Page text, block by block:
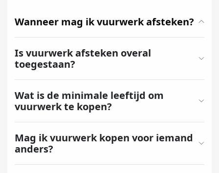
Wanneer mag ik vuurwerk afsteken?
Is vuurwerk afsteken overal
toegestaan?
Wat is de minimale leeftijd om
vuurwerk te kopen?
Mag ik vuurwerk kopen voor iemand
anders?